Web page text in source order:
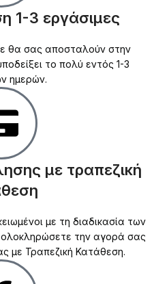
1-3 εργάσιμες
θα σας αποσταλούν στην
το πολύ εντός 1-3
ημερών.
με τραπεζική
με τη διαδικασία των
την αγορά σας
με Τραπεζική Κατάθεση.